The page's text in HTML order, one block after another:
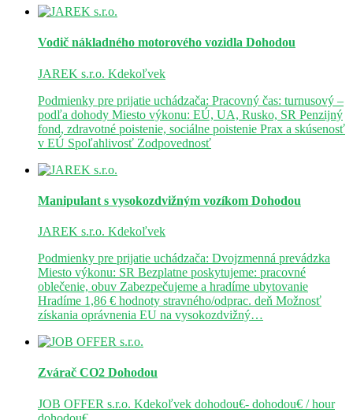
Vodič nákladného motorového vozidla Dohodou
JAREK s.r.o. Kdekoľvek
Podmienky pre prijatie uchádzača: Pracovný čas: turnusový –
podľa dohody Miesto výkonu: EÚ, UA, Rusko, SR Penzijný
fond, zdravotné poistenie, sociálne poistenie Prax a skúsenosť
v EÚ Spoľahlivosť Zodpovednosť
Manipulant s vysokozdvižným vozíkom Dohodou
JAREK s.r.o. Kdekoľvek
Podmienky pre prijatie uchádzača: Dvojzmenná prevádzka
Miesto výkonu: SR Bezplatne poskytujeme: pracovné
oblečenie, obuv Zabezpečujeme a hradíme ubytovanie
Hradíme 1,86 € hodnoty stravného/odprac. deň Možnosť
získania oprávnenia EU na vysokozdvižný…
Zvárač CO2 Dohodou
JOB OFFER s.r.o. Kdekoľvek dohodou€- dohodou€ / hour